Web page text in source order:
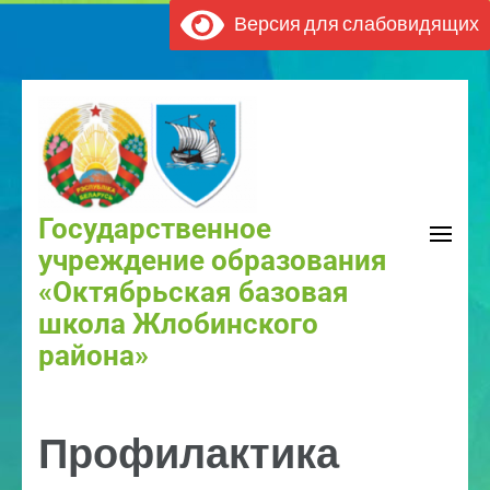
Версия для слабовидящих
Государственное
учреждение образования
«Октябрьская базовая
школа Жлобинского
района»
Профилактика